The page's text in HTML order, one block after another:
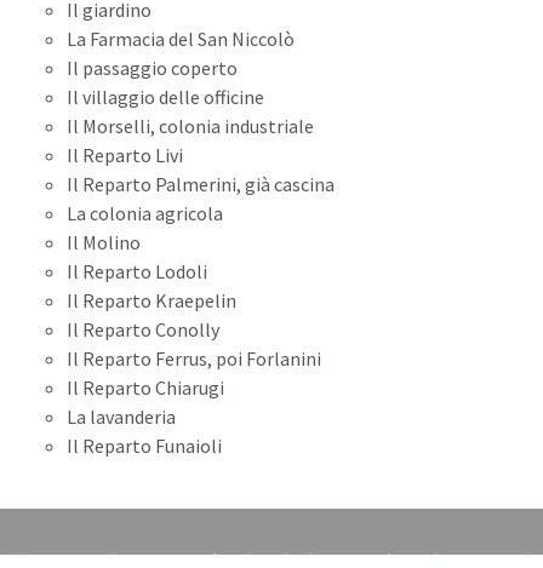
Il giardino
La Farmacia del San Niccolò
Il passaggio coperto
Il villaggio delle officine
Il Morselli, colonia industriale
Il Reparto Livi
Il Reparto Palmerini, già cascina
La colonia agricola
Il Molino
Il Reparto Lodoli
Il Reparto Kraepelin
Il Reparto Conolly
Il Reparto Ferrus, poi Forlanini
Il Reparto Chiarugi
La lavanderia
Il Reparto Funaioli
Sistema Museale Universitario Senese (SIMUS)